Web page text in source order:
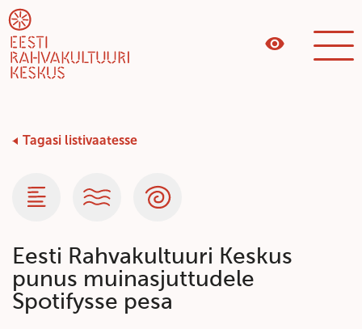
Tagasi listivaatesse
Kategooria Kategooria
Eesti Rahvakultuuri Keskus
punus muinasjuttudele
Spotifysse pesa